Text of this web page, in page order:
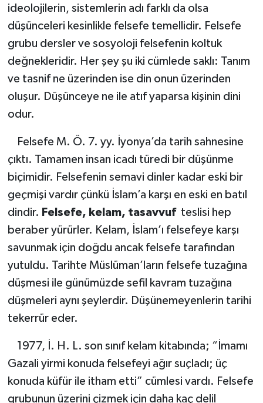
ideolojilerin, sistemlerin adı farklı da olsa
düşünceleri kesinlikle felsefe temellidir. Felsefe
grubu dersler ve sosyoloji felsefenin koltuk
değnekleridir. Her şey şu iki cümlede saklı: Tanım
ve tasnif ne üzerinden ise din onun üzerinden
oluşur. Düşünceye ne ile atıf yaparsa kişinin dini
odur.
Felsefe M. Ö. 7. yy. İyonya’da tarih sahnesine
çıktı. Tamamen insan icadı türedi bir düşünme
biçimidir. Felsefenin semavi dinler kadar eski bir
geçmişi vardır çünkü İslam’a karşı en eski en batıl
dindir. Felsefe, kelam, tasavvufteslisi hep
beraber yürürler. Kelam, İslam’ı felsefeye karşı
savunmak için doğdu ancak felsefe tarafından
yutuldu. Tarihte Müslüman’ların felsefe tuzağına
düşmesi ile günümüzde sefil kavram tuzağına
düşmeleri aynı şeylerdir. Düşünemeyenlerin tarihi
tekerrür eder.
1977, İ. H. L. son sınıf kelam kitabında; “İmamı
Gazali yirmi konuda felsefeyi ağır suçladı; üç
konuda küfür ile itham etti” cümlesi vardı. Felsefe
grubunun üzerini çizmek için daha kaç delil